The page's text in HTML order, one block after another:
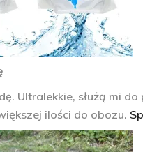
Ultralekkie, służą mi
ilości do obozu.